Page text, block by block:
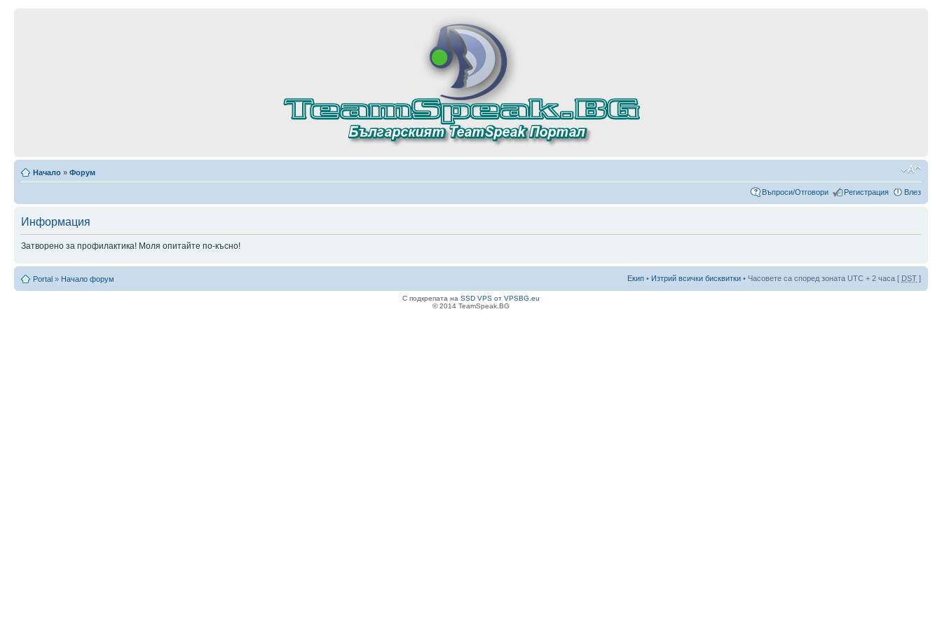
Начало » Форум
Въпроси/Отговори Регистрация Влез
Информация
Затворено за профилактика! Моля опитайте по-късно!
Portal » Начало форум Екип • Изтрий всички бисквитки • Часовете са според зоната UTC + 2 часа [ DST ]
С подкрепата на SSD VPS от VPSBG.eu
© 2014 TeamSpeak.BG